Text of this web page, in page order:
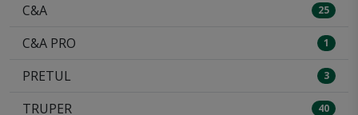
C&A 25
C&A PRO 1
PRETUL 3
TRUPER 40